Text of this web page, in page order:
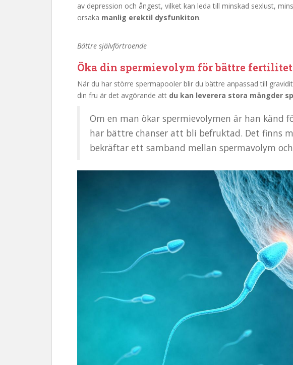
av depression och ångest, vilket kan leda till minskad sexlust,
orsaka manlig erektil dysfunkiton.
Bättre självförtroende
Öka din spermievolym för bättre fertilitet
När du har större spermapooler blir du bättre anpassad till
din fru är det avgörande att du kan leverera stora mängder
Om en man ökar spermievolymen är han känd
har bättre chanser att bli befruktad. Det finns
bekräftar ett samband mellan spermavolym